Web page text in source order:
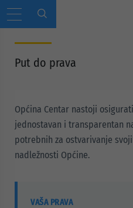
Put do prava
Općina Centar nastoji
jednostavan i transparentan
potrebnih za ostvarivanje
nadležnosti Općine.
VAŠA PRAVA